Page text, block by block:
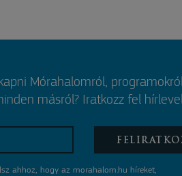
Mórahalomról,
másról? Iratkozz fel
ahhoz, hogy az morahalom.hu híreket,